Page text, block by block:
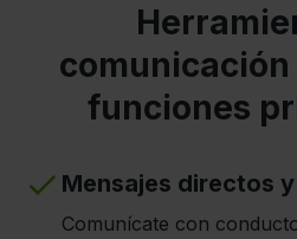
comunicación
funciones
Mensajes directos
Comunícate con